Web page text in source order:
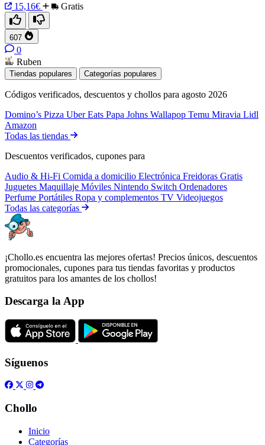
15,16€ Gratis
607
0
Ruben
Tiendas populares Categorías populares
Códigos verificados, descuentos y chollos para agosto 2026
Domino’s Pizza Uber Eats Papa Johns Wallapop Temu Miravia Lidl
Amazon
Todas las tiendas
Descuentos verificados, cupones para
Audio & Hi-Fi Comida a domicilio Electrónica Freidoras Gratis
Juguetes Maquillaje Móviles Nintendo Switch Ordenadores
Perfume Portátiles Ropa y complementos TV Videojuegos
Todas las categorías
¡Chollo.es encuentra las mejores ofertas! Precios únicos, descuentos
promocionales, cupones para tus tiendas favoritas y productos
gratuitos para los amantes de los chollos!
Descarga la App
Síguenos
Chollo
Inicio
Categorías